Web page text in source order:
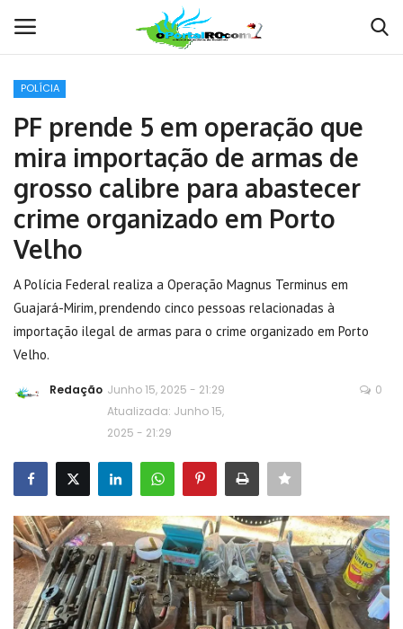
Home
POLÍTICA
Contato
BRASIL
POLÍCIA
PF prende 5 em operação que
mira importação de armas de
grosso calibre para abastecer
crime organizado em Porto
Velho
A Polícia Federal realiza a Operação Magnus Terminus em
Guajará-Mirim, prendendo cinco pessoas relacionadas à
importação ilegal de armas para o crime organizado em Porto
Velho.
Redação Junho 15, 2025 - 21:29
Atualizada: Junho 15,
2025 - 21:29
0